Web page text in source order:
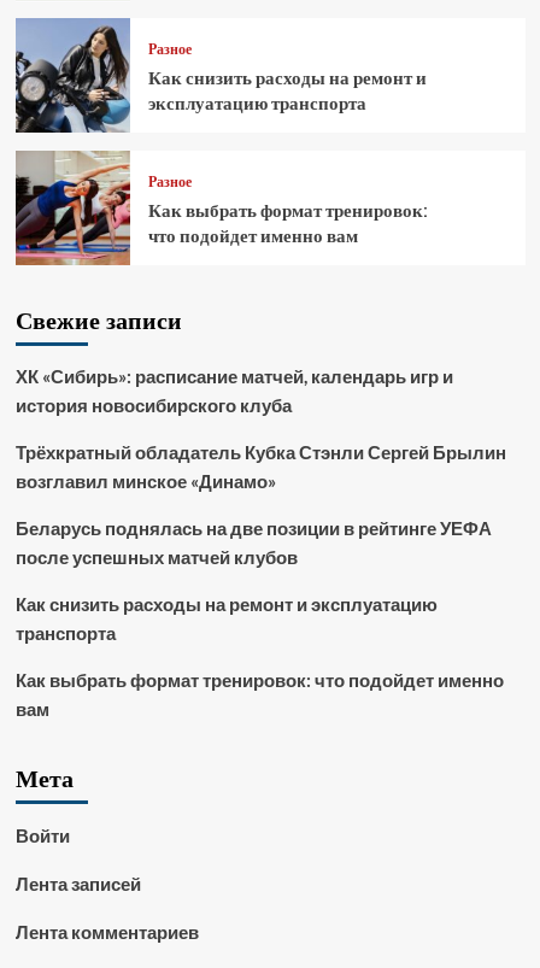
Разное
Как снизить расходы на ремонт и
эксплуатацию транспорта
Разное
Как выбрать формат тренировок:
что подойдет именно вам
Свежие записи
ХК «Сибирь»: расписание матчей, календарь игр и
история новосибирского клуба
Трёхкратный обладатель Кубка Стэнли Сергей Брылин
возглавил минское «Динамо»
Беларусь поднялась на две позиции в рейтинге УЕФА
после успешных матчей клубов
Как снизить расходы на ремонт и эксплуатацию
транспорта
Как выбрать формат тренировок: что подойдет именно
вам
Мета
Войти
Лента записей
Лента комментариев